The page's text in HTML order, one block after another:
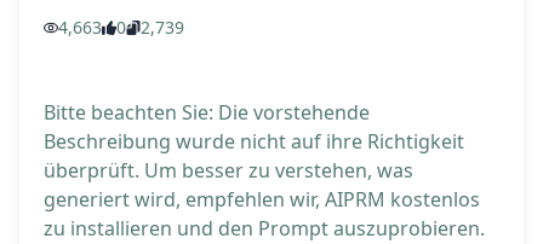
4,663 0 2,739
Bitte beachten Sie: Die vorstehende
Beschreibung wurde nicht auf ihre Richtigkeit
überprüft. Um besser zu verstehen, was
generiert wird, empfehlen wir, AIPRM kostenlos
zu installieren und den Prompt auszuprobieren.